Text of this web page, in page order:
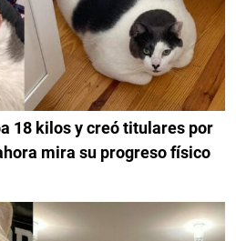
18 kilos y creó titulares por
mira su progreso físico